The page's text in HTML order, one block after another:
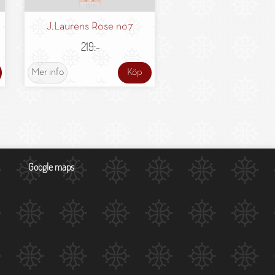
J.Laurens Rose no7
219:-
Mer info Köp
Google maps